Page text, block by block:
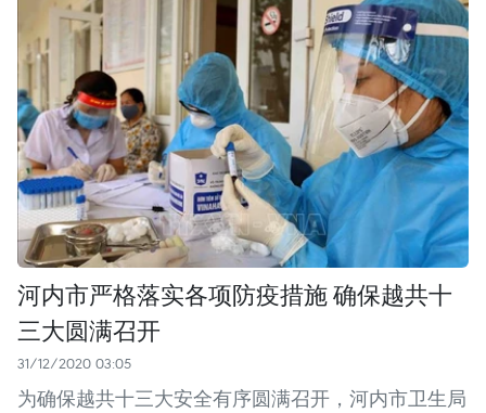
河内市严格落实各项防疫措施 确保越共十
三大圆满召开
31/12/2020 03:05
为确保越共十三大安全有序圆满召开，河内市卫生局